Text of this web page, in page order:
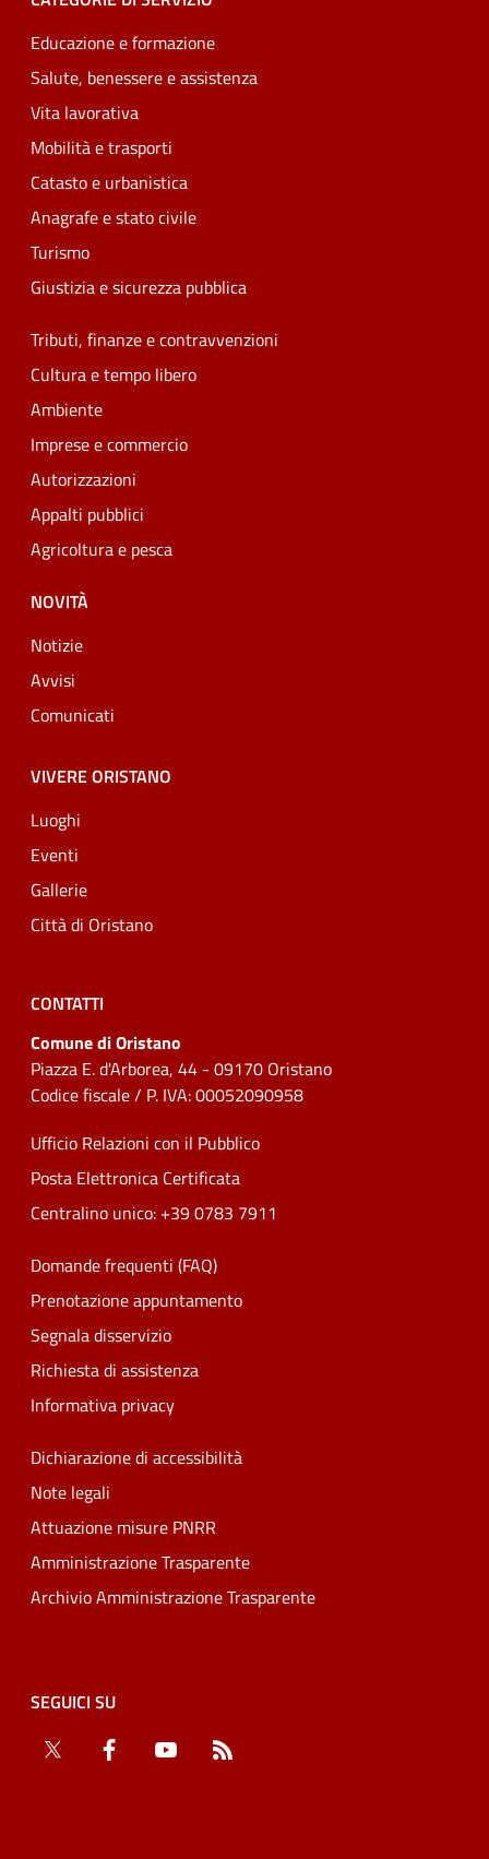
Educazione e formazione
Salute, benessere e assistenza
Vita lavorativa
Mobilità e trasporti
Catasto e urbanistica
Anagrafe e stato civile
Turismo
Giustizia e sicurezza pubblica
Tributi, finanze e contravvenzioni
Cultura e tempo libero
Ambiente
Imprese e commercio
Autorizzazioni
Appalti pubblici
Agricoltura e pesca
NOVITÀ
Notizie
Avvisi
Comunicati
VIVERE ORISTANO
Luoghi
Eventi
Gallerie
Città di Oristano
CONTATTI
Comune di Oristano
Piazza E. d'Arborea, 44 - 09170 Oristano
Codice fiscale / P. IVA: 00052090958
Ufficio Relazioni con il Pubblico
Posta Elettronica Certificata
Centralino unico: +39 0783 7911
Domande frequenti (FAQ)
Prenotazione appuntamento
Segnala disservizio
Richiesta di assistenza
Informativa privacy
Dichiarazione di accessibilità
Note legali
Attuazione misure PNRR
Amministrazione Trasparente
Archivio Amministrazione Trasparente
SEGUICI SU
Twitter
Facebook YouTube